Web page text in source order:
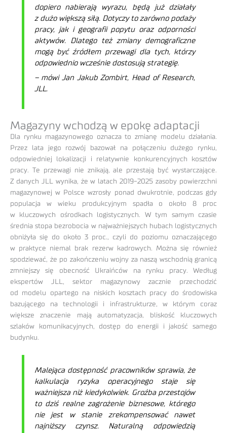
dopiero nabierają wyrazu, będą już działały
z dużo większą siłą. Dotyczy to zarówno podaży
pracy, jak i geografii popytu oraz odporności
aktywów. Dlatego też zmiany demograficzne
mogą być źródłem przewagi dla tych, którzy
odpowiednio wcześnie dostosują strategię.
– mówi Jan Jakub Zombirt, Head of Research,
JLL.
Magazyny wchodzą w epokę adaptacji
Dla rynku magazynowego oznacza to zmianę modelu działania.
Przez lata jego rozwój bazował na połączeniu dużego rynku,
odpowiedniej lokalizacji i relatywnie konkurencyjnych kosztów
pracy. Te przewagi nie znikają, ale przestają być wystarczające.
Z danych JLL wynika, że w latach 2019-2025 zasoby powierzchni
magazynowej w Polsce wzrosły ponad dwukrotnie, podczas gdy
populacja w wieku produkcyjnym spadła o około 8 proc
w kluczowych ośrodkach logistycznych. W tym samym czasie
średnia stopa bezrobocia w najważniejszych hubach logistycznych
obniżyła się do około 3 proc., czyli do poziomu oznaczającego
w praktyce niemal brak rezerw kadrowych. Można się również
spodziewać, że po zakończeniu wojny za naszą wschodnią granicą
zmniejszy się obecność Ukraińców na rynku pracy. Według
ekspertów JLL, sektor magazynowy zacznie przechodzić
od modelu opartego na niskich kosztach pracy do środowiska
bazującego na technologii i infrastrukturze, w którym coraz
większe znaczenie mają automatyzacja, bliskość kluczowych
szlaków komunikacyjnych, dostęp do energii i jakość samego
budynku.
Malejąca dostępność pracowników sprawia, że
kalkulacja ryzyka operacyjnego staje się
ważniejsza niż kiedykolwiek. Groźba przestojów
to dziś realne zagrożenie biznesowe, którego
nie jest w stanie zrekompensować nawet
najniższy czynsz. Naturalną odpowiedzią